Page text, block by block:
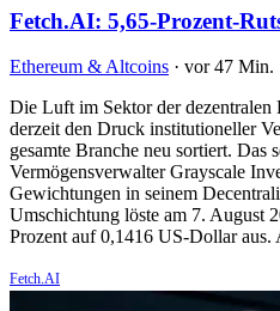
Fetch.AI: 5,65-Prozent-
Ethereum & Altcoins · vor 47 Min.
Die Luft im Sektor der
derzeit den Druck institutioneller
gesamte Branche neu sortiert. Das
Vermögensverwalter Grayscale
Gewichtungen in seinem
Umschichtung löste am 7. August
Prozent auf 0,1416 US-Dollar
Fetch.AI